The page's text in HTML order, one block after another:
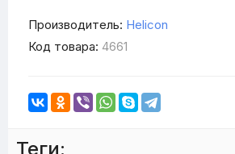
Производитель: Helicon
Код товара: 4661
Теги: